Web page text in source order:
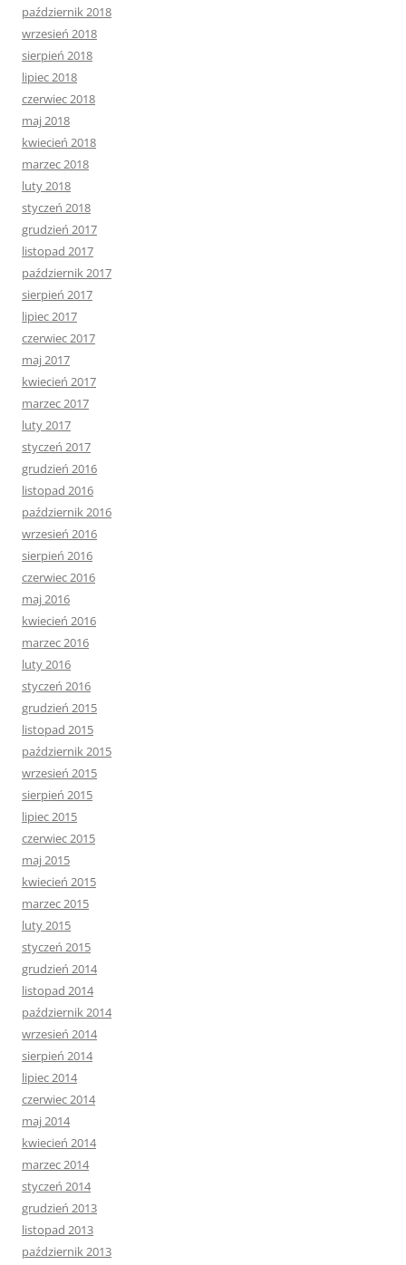
październik 2018
wrzesień 2018
sierpień 2018
lipiec 2018
czerwiec 2018
maj 2018
kwiecień 2018
marzec 2018
luty 2018
styczeń 2018
grudzień 2017
listopad 2017
październik 2017
sierpień 2017
lipiec 2017
czerwiec 2017
maj 2017
kwiecień 2017
marzec 2017
luty 2017
styczeń 2017
grudzień 2016
listopad 2016
październik 2016
wrzesień 2016
sierpień 2016
czerwiec 2016
maj 2016
kwiecień 2016
marzec 2016
luty 2016
styczeń 2016
grudzień 2015
listopad 2015
październik 2015
wrzesień 2015
sierpień 2015
lipiec 2015
czerwiec 2015
maj 2015
kwiecień 2015
marzec 2015
luty 2015
styczeń 2015
grudzień 2014
listopad 2014
październik 2014
wrzesień 2014
sierpień 2014
lipiec 2014
czerwiec 2014
maj 2014
kwiecień 2014
marzec 2014
styczeń 2014
grudzień 2013
listopad 2013
październik 2013